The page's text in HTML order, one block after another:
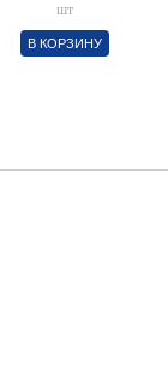
шт
В КОРЗИНУ